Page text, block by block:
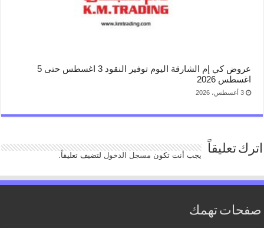
عروض كي إم الشارقة اليوم توفير النقود 3 اغسطس حتى 5
اغسطس 2026
3 أغسطس، 2026
اترك تعليقاً يجب أنت تكون مسجل الدخوللتضيف تعليقاً.
صفحات تهمك